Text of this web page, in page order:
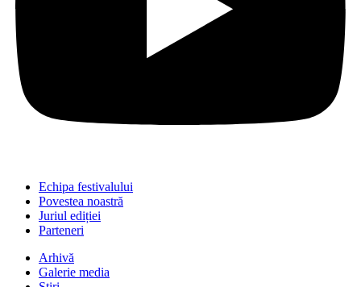
Echipa festivalului
Povestea noastră
Juriul ediției
Parteneri
Arhivă
Galerie media